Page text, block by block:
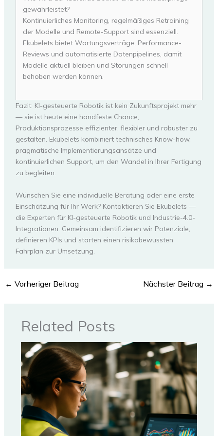
gewährleistet?
Kontinuierliches Monitoring, regelmäßiges Retraining
der Modelle und Remote-Support sind essenziell.
Ekubelets bietet Wartungsverträge, Performance-
Reviews und automatisierte Datenpipelines, damit
Modelle aktuell bleiben und Störungen schnell
behoben werden können.
Fazit: KI-gesteuerte Robotik ist kein Zukunftsprojekt mehr
— sie ist heute eine handfeste Chance,
Produktionsprozesse effizienter, flexibler und robuster zu
gestalten. Ekubelets kombiniert technisches Know-how,
pragmatische Implementierungsansätze und
kontinuierlichen Support, um den Wandel in Ihrer Fertigung
zu begleiten.
Wünschen Sie eine individuelle Beratung oder eine erste
Einschätzung für Ihr Werk? Kontaktieren Sie Ekubelets —
die Experten für KI-gesteuerte Robotik und Industrie-4.0-
Integrationen. Gemeinsam identifizieren wir Potenziale,
definieren KPIs und starten einen risikobewussten
Fahrplan zur Umsetzung.
← Vorheriger Beitrag Nächster Beitrag →
Related Posts